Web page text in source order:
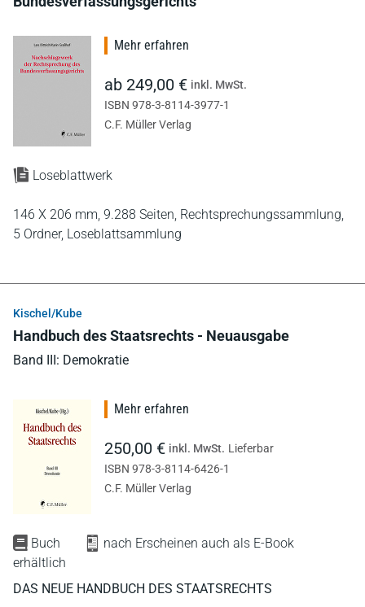
Loseblattwerk
146 X 206 mm, 9.288 Seiten, Rechtsprechungssammlung,
5 Ordner, Loseblattsammlung
Mehr erfahren
ab 249,00 € inkl. MwSt.
ISBN 978-3-8114-3977-1
C.F. Müller Verlag
Kischel/Kube
Handbuch des Staatsrechts - Neuausgabe
Band III: Demokratie
Buch
nach Erscheinen auch als E-Book
erhältlich
DAS NEUE HANDBUCH DES STAATSRECHTS
Mehr erfahren
250,00 € inkl. MwSt. Lieferbar
ISBN 978-3-8114-6426-1
C.F. Müller Verlag